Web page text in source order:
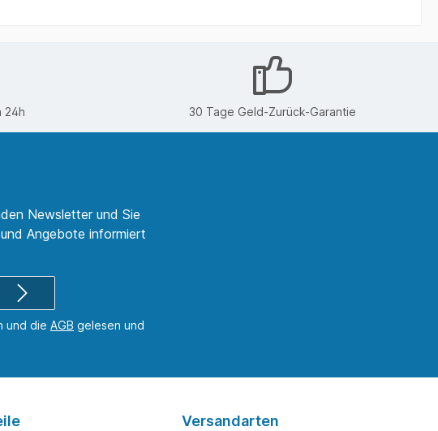
24h 30 Tage Geld-Zurück-Garantie
Newsletter und Sie
Angebote informiert
und die AGB gelesen und
Versandarten